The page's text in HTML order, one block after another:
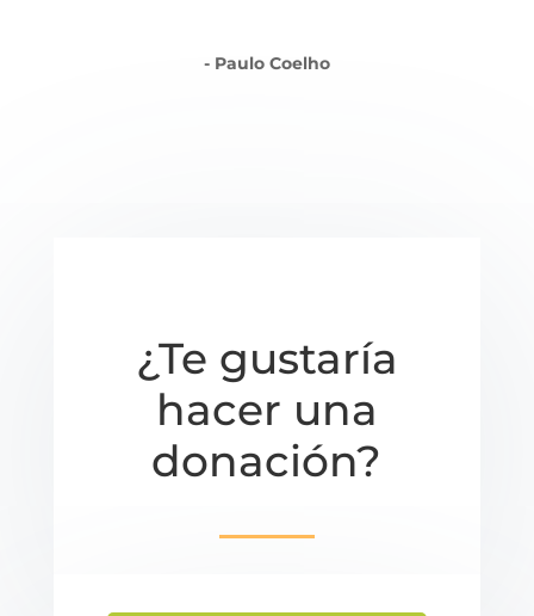
- Paulo Coelho
¿Te gustaría
hacer una
donación?